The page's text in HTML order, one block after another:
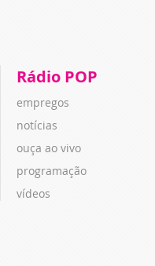
Rádio POP
empregos
notícias
ouça ao vivo
programação
vídeos